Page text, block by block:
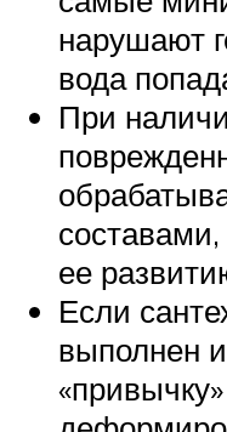
нарушают
вода
При
ее
Если
выполнен